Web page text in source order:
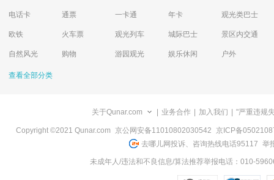
电话卡 通票 一卡通 年卡 观光类巴士
欧铁 火车票 观光列车 城际巴士 景区内交通
自然风光 购物 游园观光 娱乐休闲 户外
查看全部分类
关于Qunar.com 业务合作 加入我们 "严重违规
Copyright ©2021 Qunar.com 京公网安备11010802030542 京ICP备
去哪儿网投诉、咨询热线电话95117 举
未成年人/违法和不良信息/算法推荐举报电话：010-